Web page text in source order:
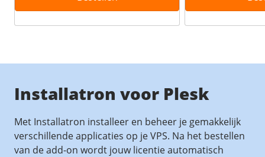
Installatron voor Plesk
Met Installatron installeer en beheer je gemakkelijk
verschillende applicaties op je VPS. Na het bestellen
van de add-on wordt jouw licentie automatisch